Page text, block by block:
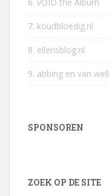
7. koudbloedig.nl
8. ellensblog.nl
9. abbing en van well
SPONSOREN
ZOEK OP DE SITE